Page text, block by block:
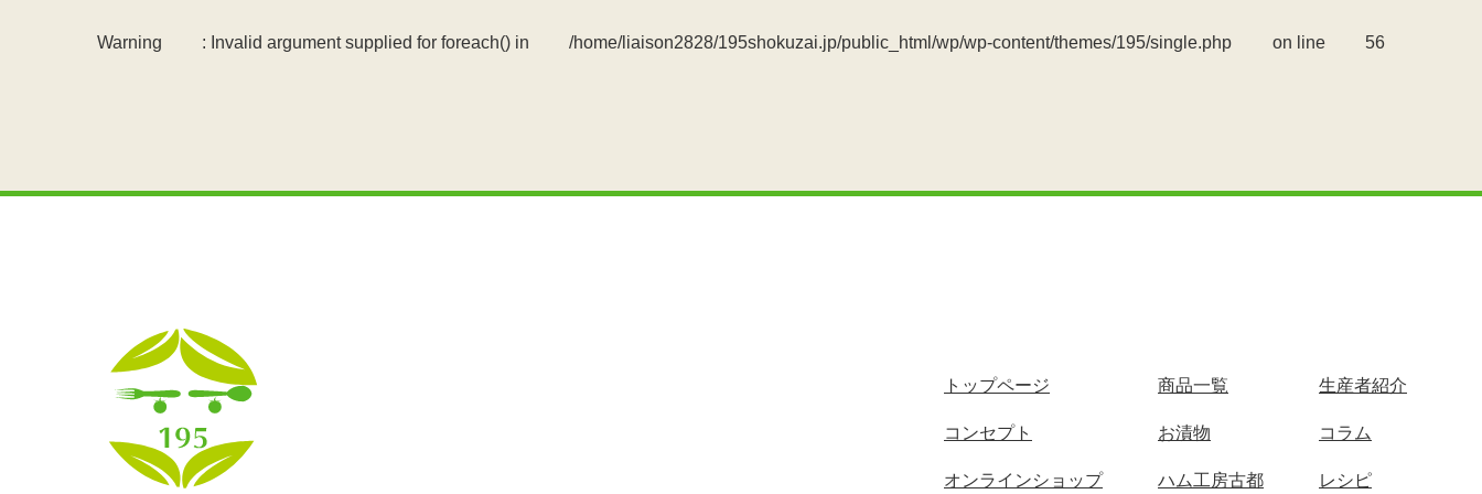
Warning : Invalid argument supplied for foreach() in /home/liaison2828/195shokuzai.jp/public_html/wp/wp-content/themes/195/single.php on line 56
トップページ
コンセプト
オンラインショップ
商品一覧
お漬物
ハム工房古都
生産者紹介
コラム
レシピ